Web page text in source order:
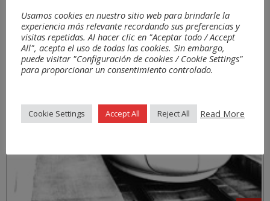
Usamos cookies en nuestro sitio web para brindarle la
experiencia más relevante recordando sus preferencias y
visitas repetidas. Al hacer clic en "Aceptar todo / Accept
All", acepta el uso de todas las cookies. Sin embargo,
puede visitar "Configuración de cookies / Cookie Settings"
para proporcionar un consentimiento controlado.
Cookie Settings Accept All Reject All Read More